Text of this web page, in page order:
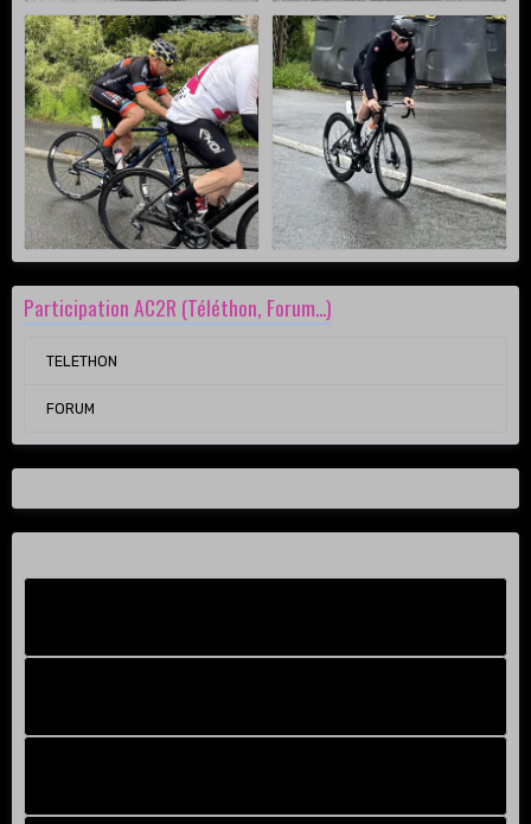
Participation AC2R (Téléthon, Forum...)
TELETHON
FORUM